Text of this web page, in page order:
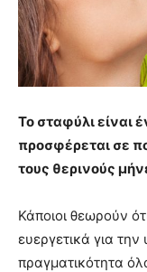
Το σταφύλι είναι
προσφέρεται σε
τους θερινούς
Κάποιοι θεωρούν
ευεργετικά για
πραγματικότητα